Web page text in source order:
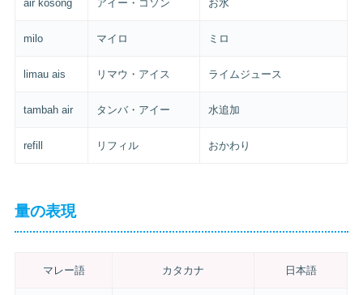
air kosong アイー・コソン お水
milo マイロ ミロ
limau ais リマウ・アイス ライムジュース
tambah air タンバ・アイー 水追加
refill リフィル おかわり
量の表現
マレー語 カタカナ 日本語